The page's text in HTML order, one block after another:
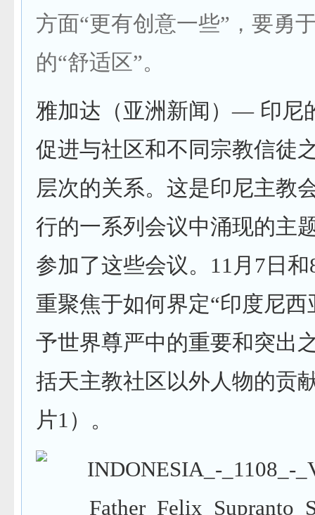
方面“更有创意一些”，要勇
的“舒适区”。
雅加达（亚洲新闻）— 印尼
促进与社区和不同宗教信徒
层次的关系。这是印尼主教
行的一系列会议中涌现的主
参加了这些会议。11月7日
重聚焦于如何界定“印度尼西
予世界尊严中的重要和突出
括天主教社区以外人物的贡
片1）。